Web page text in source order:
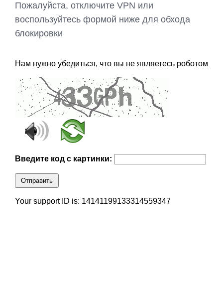
Пожалуйста, отключите VPN или
воспользуйтесь формой ниже для обхода
блокировки
Нам нужно убедиться, что вы не являетесь роботом
Введите код с картинки:
Отправить
Your support ID is: 14141199133314559347